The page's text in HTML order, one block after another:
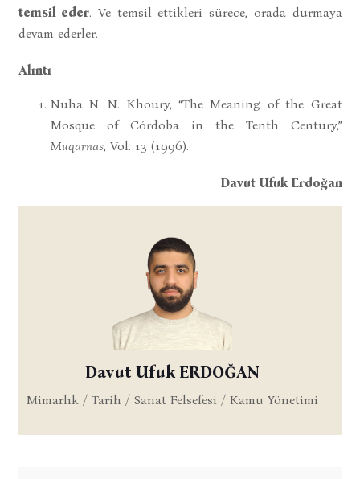
temsil eder. Ve temsil ettikleri sürece, orada durmaya
devam ederler.
Alıntı
Nuha N. N. Khoury, “The Meaning of the Great
Mosque of Córdoba in the Tenth Century,”
Muqarnas, Vol. 13 (1996).
Davut Ufuk Erdoğan
Davut Ufuk ERDOĞAN
Mimarlık / Tarih / Sanat Felsefesi / Kamu Yönetimi